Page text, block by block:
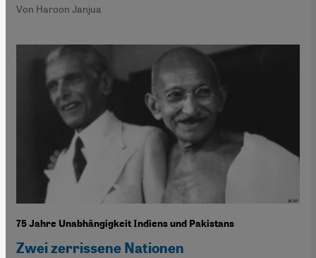
Von Haroon Janjua
75 Jahre Unabhängigkeit Indiens und Pakistans
Zwei zerrissene Nationen